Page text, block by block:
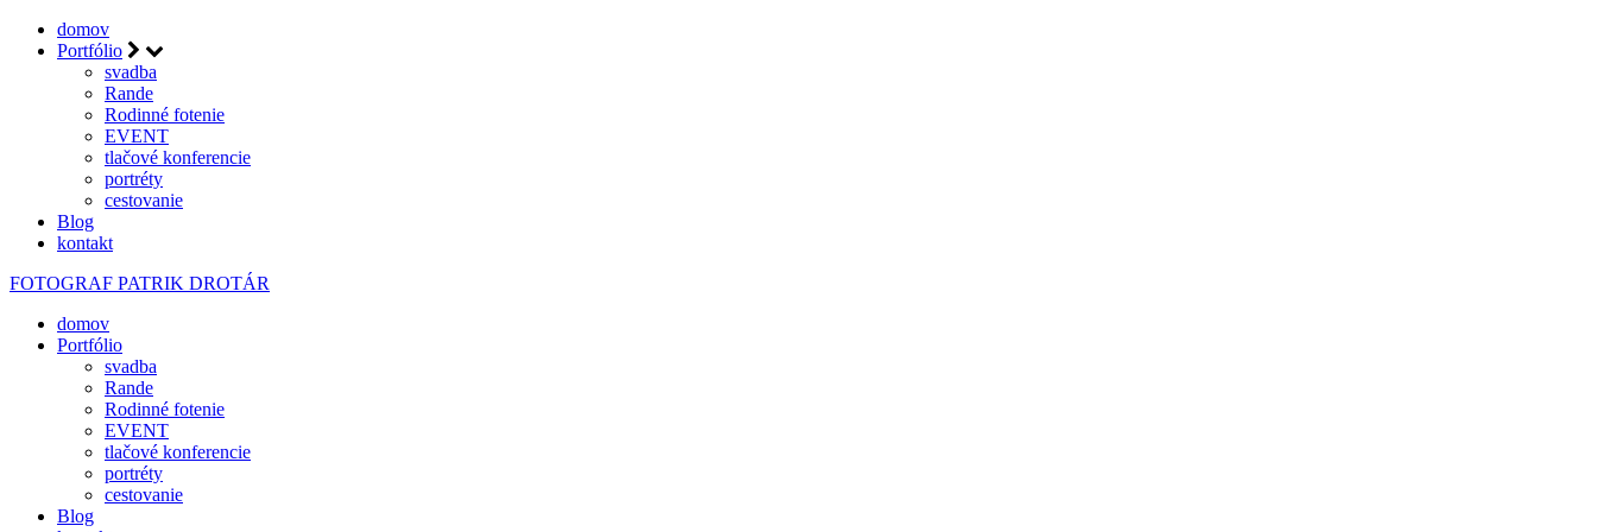
domov
Portfólio
svadba
Rande
Rodinné fotenie
EVENT
tlačové konferencie
portréty
cestovanie
Blog
kontakt
FOTOGRAF PATRIK DROTÁR
domov
Portfólio
svadba
Rande
Rodinné fotenie
EVENT
tlačové konferencie
portréty
cestovanie
Blog